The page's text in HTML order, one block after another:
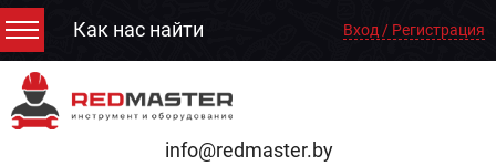
Как нас найти Вход / Регистрация
info@redmaster.by